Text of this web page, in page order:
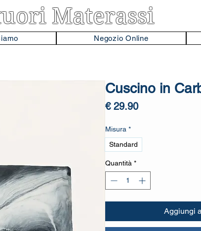
Materassi
Negozio Online
Cuscino in
€ 29.90Prezzo
Misura *
Standard
Quantità *
Aggiungi